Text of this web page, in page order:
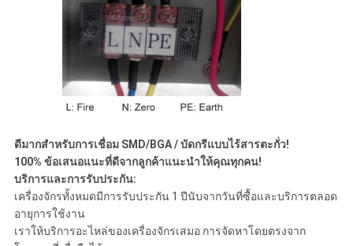
ดีมากสำหรับการเชื่อม SMD/BGA / บัดกรีแบบไร้สารตะกั่ว!
100% ข้อเสนอแนะที่ดีจากลูกค้าแนะนำให้คุณทุกคน!
บริการและการรับประกัน:
เครื่องจักรทั้งหมดมีการรับประกัน 1 ปีนับจากวันที่ซื้อและบริการตลอด
อายุการใช้งาน
เราให้บริการอะไหล่ของเครื่องจักรเสมอ การจัดหาโดยตรงจาก